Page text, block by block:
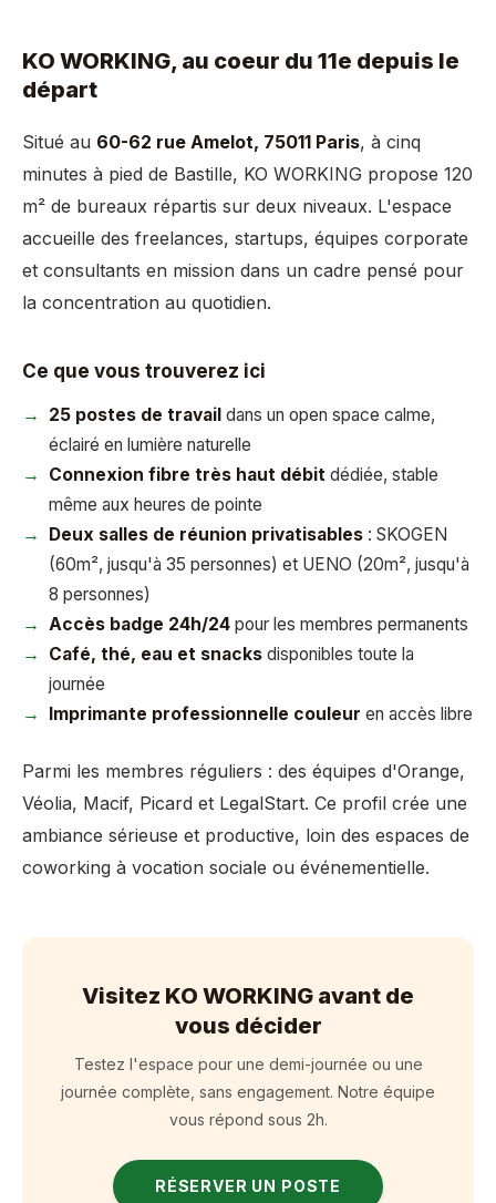
KO WORKING, au coeur du 11e depuis le
départ
Situé au 60-62 rue Amelot, 75011 Paris, à cinq
minutes à pied de Bastille, KO WORKING propose 120
m² de bureaux répartis sur deux niveaux. L'espace
accueille des freelances, startups, équipes corporate
et consultants en mission dans un cadre pensé pour
la concentration au quotidien.
Ce que vous trouverez ici
25 postes de travail dans un open space calme,
éclairé en lumière naturelle
Connexion fibre très haut débit dédiée, stable
même aux heures de pointe
Deux salles de réunion privatisables : SKOGEN
(60m², jusqu'à 35 personnes) et UENO (20m², jusqu'à
8 personnes)
Accès badge 24h/24 pour les membres permanents
Café, thé, eau et snacks disponibles toute la
journée
Imprimante professionnelle couleur en accès libre
Parmi les membres réguliers : des équipes d'Orange,
Véolia, Macif, Picard et LegalStart. Ce profil crée une
ambiance sérieuse et productive, loin des espaces de
coworking à vocation sociale ou événementielle.
Visitez KO WORKING avant de
vous décider
Testez l'espace pour une demi-journée ou une
journée complète, sans engagement. Notre équipe
vous répond sous 2h.
RÉSERVER UN POSTE